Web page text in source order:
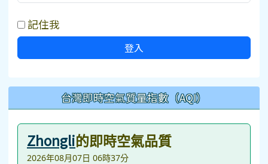
記住我
登入
台灣即時空氣質量指數（AQI）
Zhongli的即時空氣品質
2026年08月07日 06時37分